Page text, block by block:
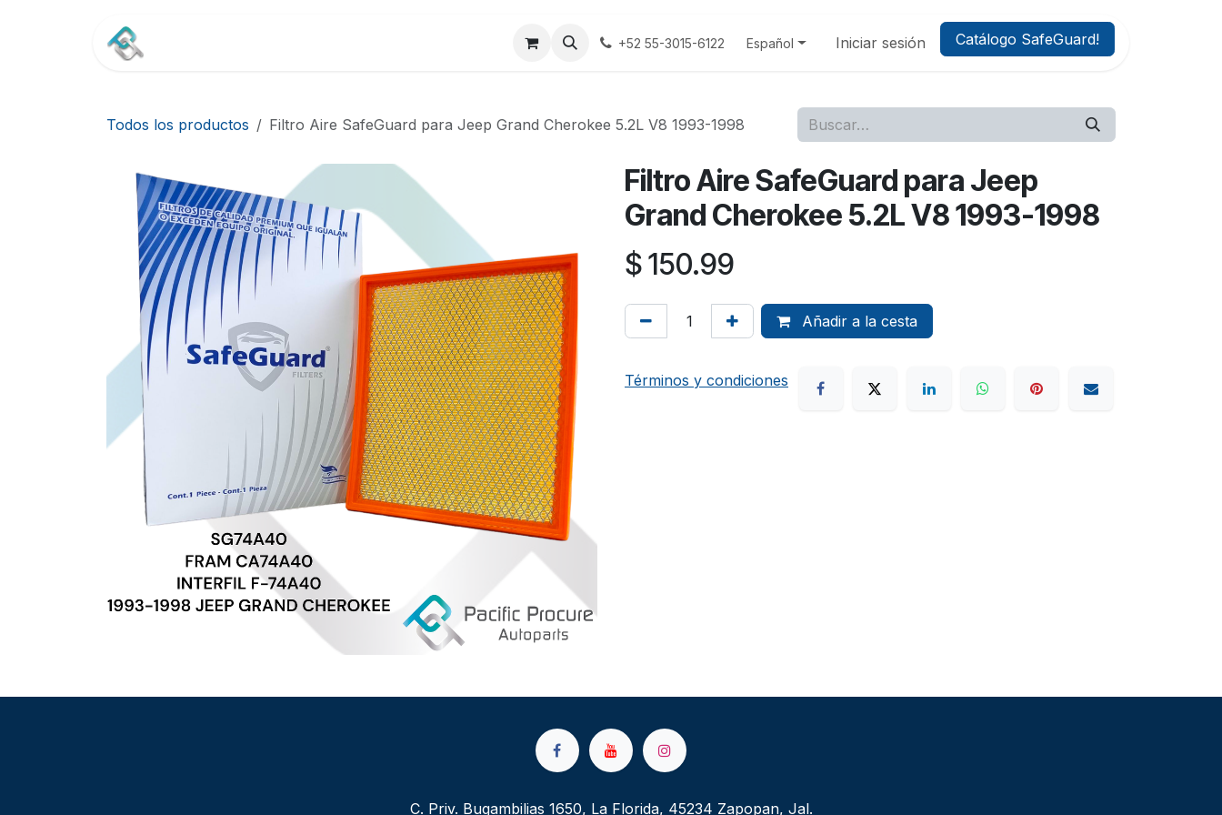
Terminos y Condiciones Aviso Privacidad
+52 55-3015-6122 Español Iniciar sesión Catálogo SafeGuard!
Todos los productos Filtro Aire SafeGuard para Jeep Grand Cherokee 5.2L V8 1993-1998
Filtro Aire SafeGuard para Jeep
Grand Cherokee 5.2L V8 1993-1998
$150.99
Añadir a la cesta
Términos y condiciones
C. Priv. Bugambilias 1650, La Florida, 45234 Zapopan, Jal.